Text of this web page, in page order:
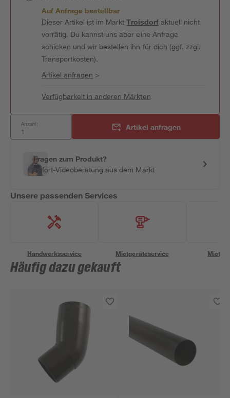
Auf Anfrage bestellbar
Dieser Artikel ist im MarktTroisdorfaktuell nicht
vorrätig. Du kannst uns aber eine Anfrage
schicken und wir bestellen ihn für dich (ggf. zzgl.
Transportkosten).
Artikel anfragen >
Verfügbarkeit in anderen Märkten
Anzahl: Artikel anfragen
Fragen zum Produkt?
Sofort-Videoberatung aus dem Markt
Unsere passenden Services
Handwerksservice Mietgeräteservice
Häufig dazu gekauft